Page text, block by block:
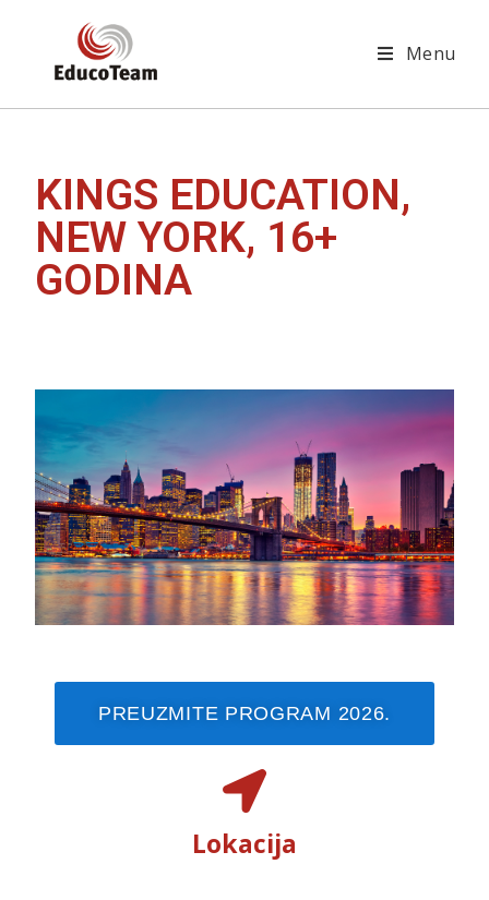
Menu
KINGS EDUCATION,
NEW YORK, 16+
GODINA
PREUZMITE PROGRAM 2026.
Lokacija